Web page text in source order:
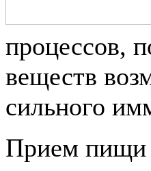
процессов,
веществ
сильного
Прием пищи